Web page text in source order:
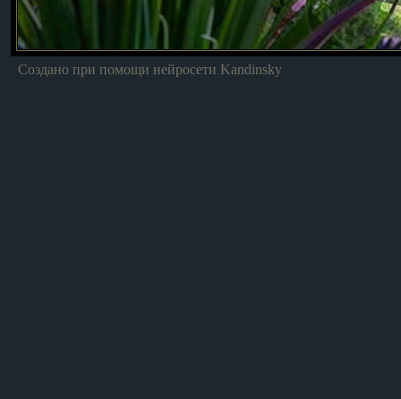
Создано при помощи нейросети Kandinsky